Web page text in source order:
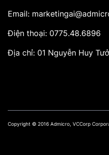
Email:
Điện thoại: 0775.48.6896
Địa chỉ: 01 Nguyễn Huy
Copyright © 2016 Admicro, VCCorp